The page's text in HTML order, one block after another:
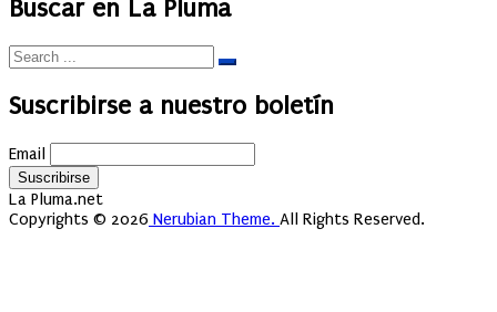
Buscar en La Pluma
Suscribirse a nuestro boletín
Email
La Pluma.net
Copyrights © 2026 Nerubian Theme. All Rights Reserved.